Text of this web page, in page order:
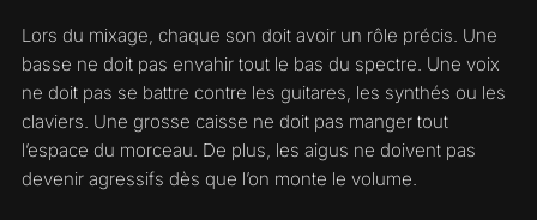
Lors du mixage, chaque son doit avoir un rôle précis. Une
basse ne doit pas envahir tout le bas du spectre. Une voix
ne doit pas se battre contre les guitares, les synthés ou les
claviers. Une grosse caisse ne doit pas manger tout
l’espace du morceau. De plus, les aigus ne doivent pas
devenir agressifs dès que l’on monte le volume.